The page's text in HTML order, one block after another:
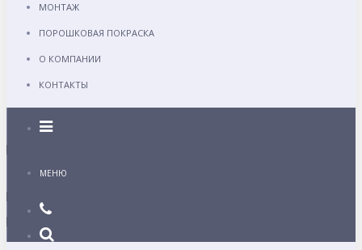
МОНТАЖ
ПОРОШКОВАЯ ПОКРАСКА
О КОМПАНИИ
КОНТАКТЫ
Каталог
МЕНЮ